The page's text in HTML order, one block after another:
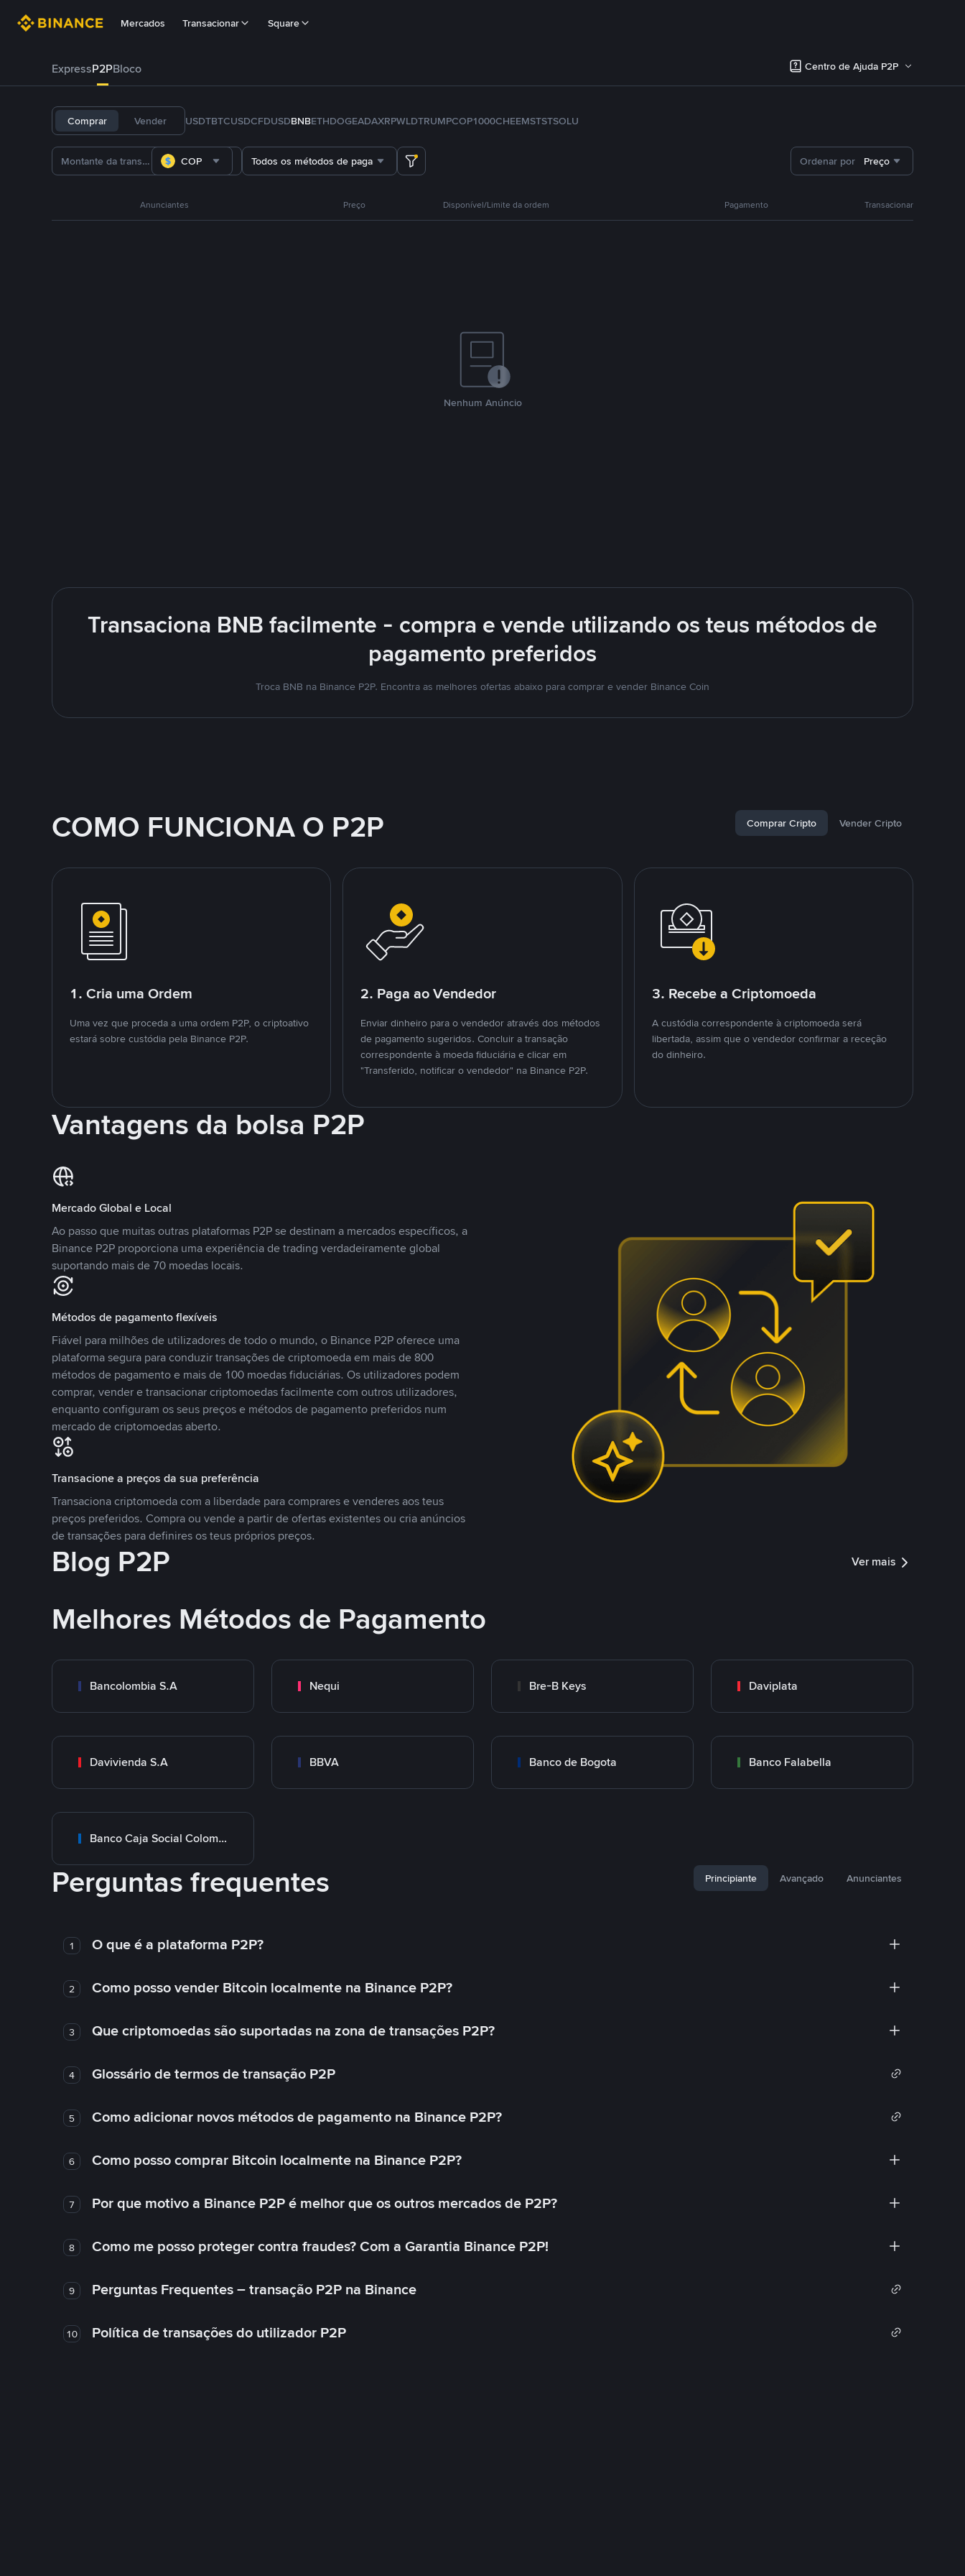
Mercados Transacionar Square
ExpressP2PBloco Centro de Ajuda P2P
Comprar Vender USDTBTCUSDCFDUSDBNBETHDOGEADAXRPWLDTRUMPCOP1000CHEEMSTSTSOLU
COP Todos os métodos de pagamento Ordenar por Preço
Anunciantes Preço Disponível/Limite da ordem Pagamento Transacionar
Nenhum Anúncio
Transaciona BNB facilmente - compra e vende utilizando os teus métodos de
pagamento preferidos
Troca BNB na Binance P2P. Encontra as melhores ofertas abaixo para comprar e vender Binance Coin
COMO FUNCIONA O P2P Comprar Cripto Vender Cripto
1. Cria uma Ordem
Uma vez que proceda a uma ordem P2P, o criptoativo
estará sobre custódia pela Binance P2P.
2. Paga ao Vendedor
Enviar dinheiro para o vendedor através dos métodos
de pagamento sugeridos. Concluir a transação
correspondente à moeda fiduciária e clicar em
"Transferido, notificar o vendedor" na Binance P2P.
3. Recebe a Criptomoeda
A custódia correspondente à criptomoeda será
libertada, assim que o vendedor confirmar a receção
do dinheiro.
Vantagens da bolsa P2P
Mercado Global e Local
Ao passo que muitas outras plataformas P2P se destinam a mercados específicos, a
Binance P2P proporciona uma experiência de trading verdadeiramente global
suportando mais de 70 moedas locais.
Métodos de pagamento flexíveis
Fiável para milhões de utilizadores de todo o mundo, o Binance P2P oferece uma
plataforma segura para conduzir transações de criptomoeda em mais de 800
métodos de pagamento e mais de 100 moedas fiduciárias. Os utilizadores podem
comprar, vender e transacionar criptomoedas facilmente com outros utilizadores,
enquanto configuram os seus preços e métodos de pagamento preferidos num
mercado de criptomoedas aberto.
Transacione a preços da sua preferência
Transaciona criptomoeda com a liberdade para comprares e venderes aos teus
preços preferidos. Compra ou vende a partir de ofertas existentes ou cria anúncios
de transações para definires os teus próprios preços.
Blog P2P Ver mais
Melhores Métodos de Pagamento
Bancolombia S.A Nequi Bre-B Keys Daviplata
Davivienda S.A BBVA Banco de Bogota Banco Falabella
Banco Caja Social Colombia
Perguntas frequentes Principiante Avançado Anunciantes
1 O que é a plataforma P2P?
2 Como posso vender Bitcoin localmente na Binance P2P?
3 Que criptomoedas são suportadas na zona de transações P2P?
4 Glossário de termos de transação P2P
5 Como adicionar novos métodos de pagamento na Binance P2P?
6 Como posso comprar Bitcoin localmente na Binance P2P?
7 Por que motivo a Binance P2P é melhor que os outros mercados de P2P?
8 Como me posso proteger contra fraudes? Com a Garantia Binance P2P!
9 Perguntas Frequentes – transação P2P na Binance
10 Política de transações do utilizador P2P